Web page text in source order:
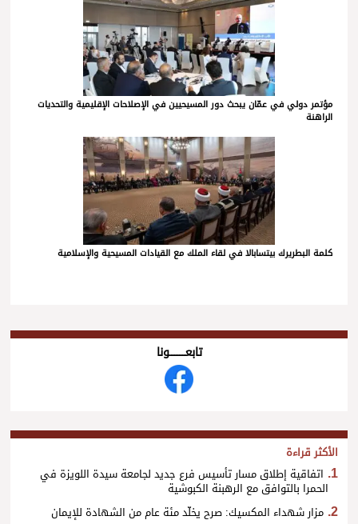
مؤتمر دولي في عمّان يبحث دور المسيحيين في الإصلاحات الإقليمية والتحديات
الراهنة
كلمة البطريرك بيتسابالا في لقاء الملك مع القيادات المسيحية والإسلامية
تابعــــــــــونا
الأكثر قراءة
اتفاقية إطلاق مسار تأسيس فرع جديد لجامعة سيدة اللويزة في
الحمرا بالتوافق مع الرهبنة الكبوشية
مزار شهداء المكسيك: صرح يخلّد مئة عام من الشهادة للإيمان